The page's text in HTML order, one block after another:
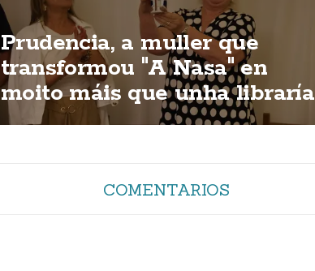
Prudencia, a muller que
transformou "A Nasa" en
moito máis que unha libraría
COMENTARIOS